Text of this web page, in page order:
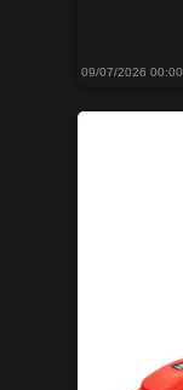
09/07/2026 00:00